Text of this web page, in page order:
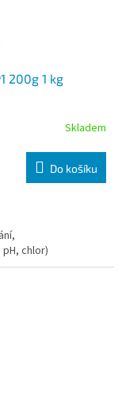
200g 1 kg
Skladem
Do košíku
chlor)